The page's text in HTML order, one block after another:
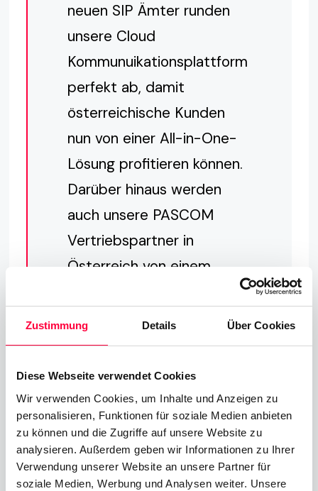
Zustimmung Details Über Cookies
Diese Webseite verwendet Cookies
Wir verwenden Cookies, um Inhalte und Anzeigen zu
personalisieren, Funktionen für soziale Medien anbieten
zu können und die Zugriffe auf unsere Website zu
analysieren. Außerdem geben wir Informationen zu Ihrer
Verwendung unserer Website an unsere Partner für
soziale Medien, Werbung und Analysen weiter. Unsere
neuen SIP Ämter runden
unsere Cloud
Kommunuikationsplattform
perfekt ab, damit
österreichische Kunden
nun von einer All-in-One-
Lösung profitieren können.
Darüber hinaus werden
auch unsere PASCOM
Vertriebspartner in
Österreich von einem
Verkaufsprozess und
höheren monatlichen
Umsätzen profitieren.
Entdecke PASCOM
Wir haben bereits Tausenden von Unternehmen